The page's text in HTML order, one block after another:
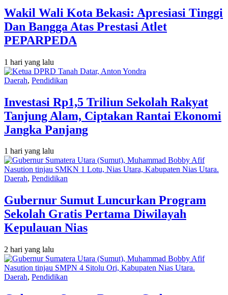
Wakil Wali Kota Bekasi: Apresiasi Tinggi
Dan Bangga Atas Prestasi Atlet
PEPARPEDA
1 hari yang lalu
Daerah, Pendidikan
Investasi Rp1,5 Triliun Sekolah Rakyat
Tanjung Alam, Ciptakan Rantai Ekonomi
Jangka Panjang
1 hari yang lalu
Daerah, Pendidikan
Gubernur Sumut Luncurkan Program
Sekolah Gratis Pertama Diwilayah
Kepulauan Nias
2 hari yang lalu
Daerah, Pendidikan